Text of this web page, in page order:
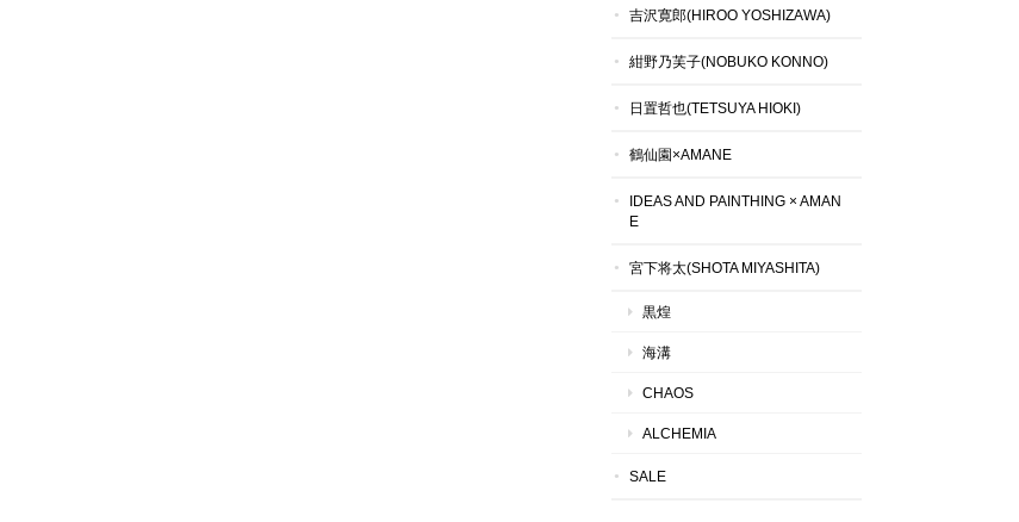
吉沢寛郎(HIROO YOSHIZAWA)
紺野乃芙子(NOBUKO KONNO)
日置哲也(TETSUYA HIOKI)
鶴仙園×AMANE
IDEAS AND PAINTHING × AMAN
E
宮下将太(SHOTA MIYASHITA)
黒煌
海溝
CHAOS
ALCHEMIA
SALE